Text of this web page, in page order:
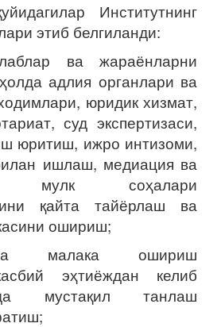
Институтнинг
этиб белгиланди:
ва жараёнларни
адлия органлари ва
юридик хизмат,
суд экспертизаси,
юритиш, ижро интизоми,
ишлаш, медиация ва
мулк соҳалари
қайта тайёрлаш ва
ошириш;
малака ошириш
эҳтиёждан келиб
мустақил танлаш